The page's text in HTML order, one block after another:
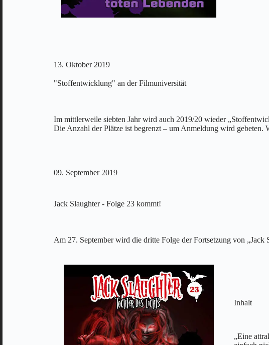
13. Oktober 2019
"Stoffentwicklung" an der Filmuniversität
Im mittlerweile siebten Jahr wird auch 2019/20 wieder
Die Anzahl der Plätze ist begrenzt – um Anmeldung wird gebeten.
09. September 2019
Jack Slaughter - Folge 23 kommt!
Am 27. September wird die dritte Folge der Fortsetzung von
Inhalt
„Eine